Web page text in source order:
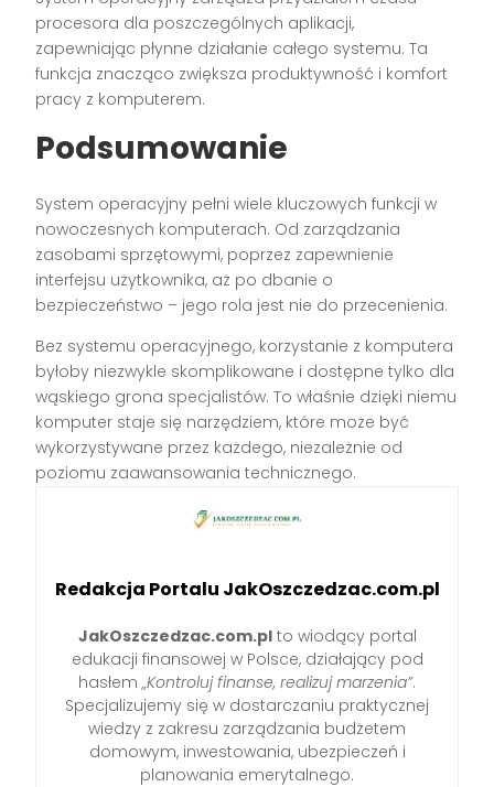
procesora dla poszczególnych aplikacji,
zapewniając płynne działanie całego systemu. Ta
funkcja znacząco zwiększa produktywność i komfort
pracy z komputerem.
Podsumowanie
System operacyjny pełni wiele kluczowych funkcji w
nowoczesnych komputerach. Od zarządzania
zasobami sprzętowymi, poprzez zapewnienie
interfejsu użytkownika, aż po dbanie o
bezpieczeństwo – jego rola jest nie do przecenienia.
Bez systemu operacyjnego, korzystanie z komputera
byłoby niezwykle skomplikowane i dostępne tylko dla
wąskiego grona specjalistów. To właśnie dzięki niemu
komputer staje się narzędziem, które może być
wykorzystywane przez każdego, niezależnie od
poziomu zaawansowania technicznego.
Redakcja Portalu JakOszczedzac.com.pl
JakOszczedzac.com.plto wiodący portal
edukacji finansowej w Polsce, działający pod
hasłem „Kontroluj finanse, realizuj marzenia”.
Specjalizujemy się w dostarczaniu praktycznej
wiedzy z zakresu zarządzania budżetem
domowym, inwestowania, ubezpieczeń i
planowania emerytalnego.